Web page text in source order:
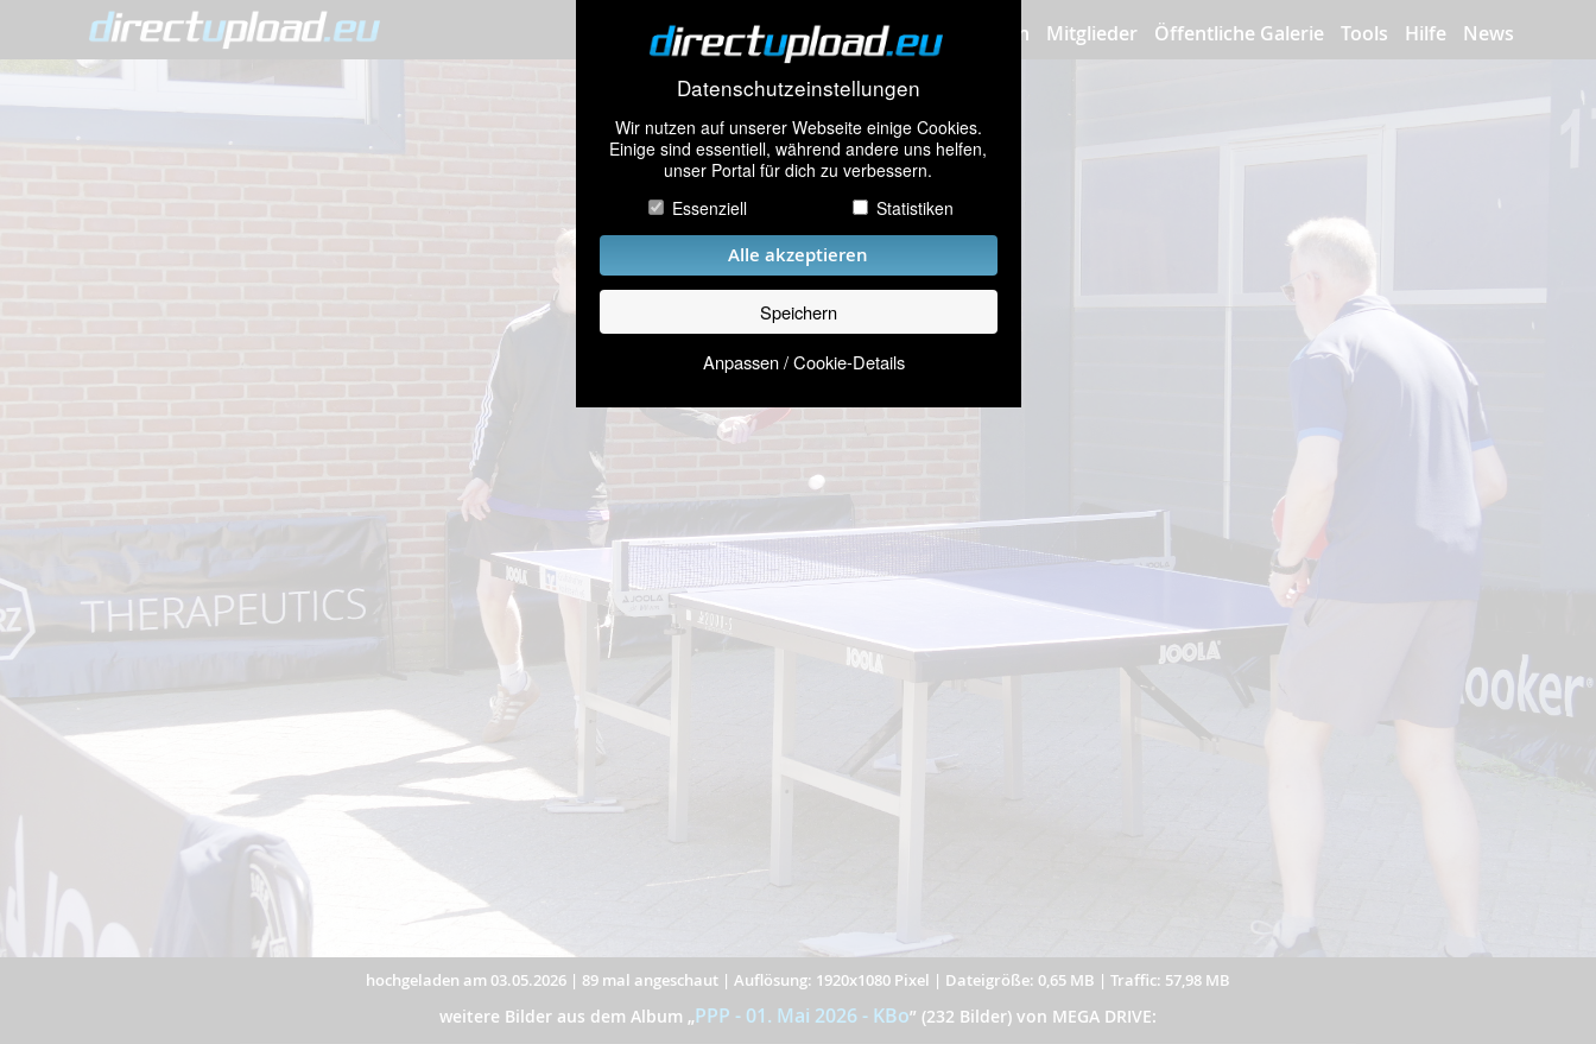
Datenschutzeinstellungen
Wir nutzen auf unserer Webseite einige Cookies.
Einige sind essentiell, während andere uns helfen,
unser Portal für dich zu verbessern.
Essenziell
Statistiken
Alle akzeptieren
Speichern
Anpassen / Cookie-Details
Bilder hochladen Mitglieder Öffentliche Galerie Tools Hilfe News
hochgeladen am 03.05.2026 | 89 mal angeschaut | Auflösung: 1920x1080 Pixel | Dateigröße: 0,65 MB | Traffic: 57,98 MB
weitere Bilder aus dem Album „PPP - 01. Mai 2026 - KBo” (232 Bilder) von MEGA DRIVE: